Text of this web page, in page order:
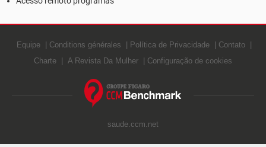
Equipe Conditions générales Política de Privacidade
Contato
Charte
A Revista Da Mulher Configuração de cookies
saude.ccm.net